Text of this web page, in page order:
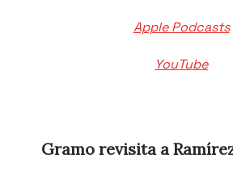
Apple Podcasts
YouTube
Gramo revisita a